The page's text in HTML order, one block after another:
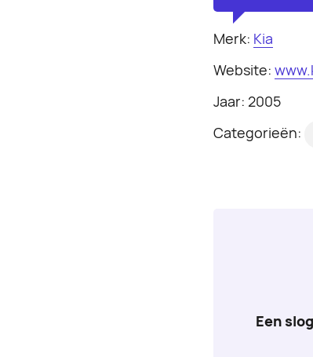
Merk: Kia
Website:
Jaar: 2005
Categorieën:
Een